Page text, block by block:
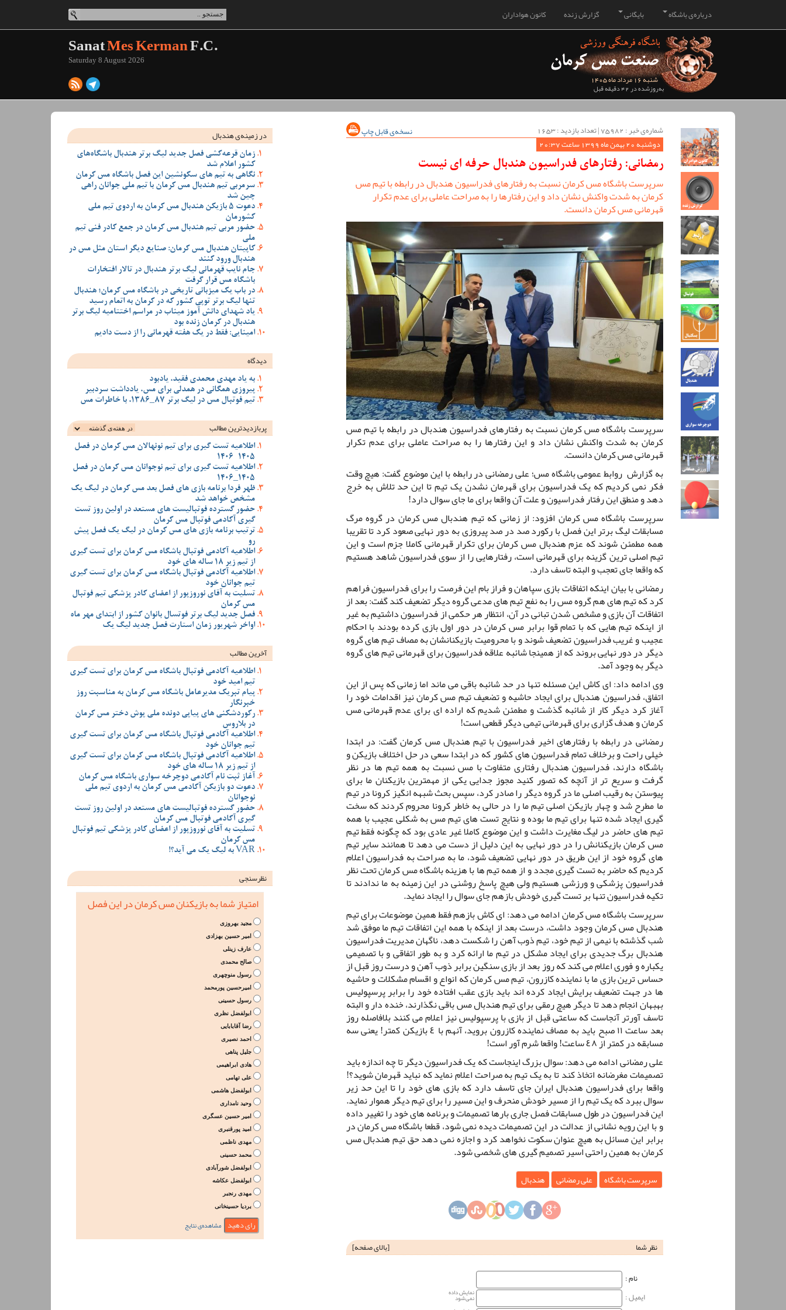
کانون هواداران گزارش زنده بایگانی درباره‌ی باشگاه
شنبه 16 مرداد ماه 1405
به‌روزشده در 42 دقیقه قبل
SanatMes KermanF.C.
Saturday 8 August 2026
شماره‌ی خبر : ‌75982 | تعداد بازدید : 1653
نسخه‌ی قابل چاپ
دوشنبه 20 بهمن ماه 1399 ساعت 20:37
رمضانی: رفتارهای فدراسیون هندبال حرفه ای نیست
سرپرست باشگاه مس کرمان نسبت به رفتارهای فدراسیون هندبال در رابطه با تیم مس
کرمان به شدت واکنش نشان داد و این رفتارها را به صراحت عاملی برای عدم تکرار
قهرمانی مس کرمان دانست.
سرپرست باشگاه مس کرمان نسبت به رفتارهای فدراسیون هندبال در رابطه با تیم مس
کرمان به شدت واکنش نشان داد و این رفتارها را به صراحت عاملی برای عدم تکرار
قهرمانی مس کرمان دانست.
به گزارش روابط عمومی باشگاه مس؛ علی رمضانی در رابطه با این موضوع گفت: هیچ وقت
فکر نمی کردیم که یک فدراسیون برای قهرمان نشدن یک تیم تا این حد تلاش به خرج
دهد و منطق این رفتار فدراسیون و علت آن واقعا برای ما جای سوال دارد!
سرپرست باشگاه مس کرمان افزود: از زمانی که تیم هندبال مس کرمان در گروه مرگ
مسابقات لیگ برتر این فصل با رکورد صد در صد پیروزی به دور نهایی صعود کرد تا تقریبا
همه مطمئن شوند که عزم هندبال مس کرمان برای تکرار قهرمانی کاملا جزم است و این
تیم اصلی ترین گزینه برای قهرمانی است، رفتارهایی را از سوی فدراسیون شاهد هستیم
که واقعا جای تعجب و البته تاسف دارد.
رمضانی با بیان اینکه اتفاقات بازی سپاهان و فراز بام این فرصت را برای فدراسیون فراهم
کرد که تیم های هم گروه مس را به نفع تیم های مدعی گروه دیگر تضعیف کند گفت: بعد از
اتفاقات آن بازی و مشخص شدن تبانی در آن، انتظار هر حکمی از فدراسیون داشتیم به غیر
از اینکه تیم هایی که با تمام قوا برابر مس کرمان در دور اول بازی کرده بودند با احکام
عجیب و غریب فدراسیون تضعیف شوند و با محرومیت بازیکنانشان به مصاف تیم های گروه
دیگر در دور نهایی بروند که از همینجا شائبه علاقه فدراسیون برای قهرمانی تیم های گروه
دیگر به وجود آمد.
وی ادامه داد: ای کاش این مسئله تنها در حد شائبه باقی می ماند اما زمانی که پس از این
اتفاق، فدراسیون هندبال برای ایجاد حاشیه و تضعیف تیم مس کرمان نیز اقدامات خود را
آغاز کرد دیگر کار از شائبه گذشت و مطمئن شدیم که اراده ای برای عدم قهرمانی مس
کرمان و هدف گزاری برای قهرمانی تیمی دیگر قطعی است!
رمضانی در رابطه با رفتارهای اخیر فدراسیون با تیم هندبال مس کرمان گفت: در ابتدا
خیلی راحت و برخلاف تمام فدراسیون های کشور که در ابتدا سعی در حل اختلاف بازیکن و
باشگاه دارند، فدراسیون هندبال رفتاری متفاوت با مس نسبت به همه تیم ها در نظر
گرفت و سریع تر از آنچه که تصور کنید مجوز جدایی یکی از مهمترین بازیکنان ما برای
پیوستن به رقیب اصلی ما در گروه دیگر را صادر کرد، سپس بحث شبهه انگیز کرونا در تیم
ما مطرح شد و چهار بازیکن اصلی تیم ما را در حالی به خاطر کرونا محروم کردند که سخت
گیری ایجاد شده تنها برای تیم ما بوده و نتایج تست های تیم مس به شکلی عجیب با همه
تیم های حاضر در لیگ مغایرت داشت و این موضوع کاملا غیر عادی بود که چگونه فقط تیم
مس کرمان بازیکنانش را در دور نهایی به این دلیل از دست می دهد تا همانند سایر تیم
های گروه خود از این طریق در دور نهایی تضعیف شود، ما به صراحت به فدراسیون اعلام
کردیم که حاضر به تست گیری مجدد و از همه تیم ها با هزینه باشگاه مس کرمان تحت نظر
فدراسیون پزشکی و ورزشی هستیم ولی هیچ پاسخ روشنی در این زمینه به ما ندادند تا
تکیه فدراسیون تنها بر تست گیری خودش بازهم جای سوال را ایجاد نماید.
سرپرست باشگاه مس کرمان ادامه می دهد: ای کاش بازهم فقط همین موضوعات برای تیم
هندبال مس کرمان وجود داشت، درست بعد از اینکه با همه این اتفاقات تیم ما موفق شد
شب گذشته با نیمی از تیم خود، تیم ذوب آهن را شکست دهد، ناگهان مدیریت فدراسیون
هندبال برگ جدیدی برای ایجاد مشکل در تیم ما ارائه کرد و به طور اتفاقی و با تصمیمی
یکباره و فوری اعلام می کند که روز بعد از بازی سنگین برابر ذوب آهن و درست روز قبل از
حساس ترین بازی ما با نماینده کازرون، تیم مس کرمان که انواع و اقسام مشکلات و حاشیه
ها در جهت تضعیف برایش ایجاد کرده اند باید بازی عقب افتاده خود را برابر پرسپولیس
بهبهان انجام دهد تا دیگر هیچ رمقی برای تیم هندبال مس باقی نگذارند، خنده دار و البته
تاسف آورتر آنجاست که ساعتی قبل از بازی با پرسپولیس نیز اعلام می کنند بلافاصله روز
بعد ساعت ١١ صبح باید به مصاف نماینده کازرون بروید، آنهم با ٤ بازیکن کمتر! یعنی سه
مسابقه در کمتر از ٤٨ ساعت! واقعا شرم آور است!
علی رمضانی ادامه می دهد: سوال بزرگ اینجاست که یک فدراسیون دیگر تا چه اندازه باید
تصمیمات مغرضانه اتخاذ کند تا به یک تیم به صراحت اعلام نماید که نباید قهرمان شوید؟!
واقعا برای فدراسیون هندبال ایران جای تاسف دارد که بازی های خود را تا این حد زیر
سوال ببرد که یک تیم را از مسیر خودش منحرف و این مسیر را برای تیم دیگر هموار نماید.
این فدراسیون در طول مسابقات فصل جاری بارها تصمیمات و برنامه های خود را تغییر داده
و با این رویه نشانی از عدالت در این تصمیمات دیده نمی شود، قطعا باشگاه مس کرمان در
برابر این مسائل به هیچ عنوان سکوت نخواهد کرد و اجازه نمی دهد حق تیم هندبال مس
کرمان به همین راحتی اسیر تصمیم گیری های شخصی شود.
سرپرست باشگاه علی رمضانی هندبال
نظر شما [بالای صفحه]
نام‌ :
ایمیل :
نمایش داده
نمی‌شود
در زمینه‌ی هندبال
زمان قرعه‌کشی فصل جدید لیگ برتر هندبال باشگاه‌های
کشور اعلام شد
نگاهی به تیم های سکونشین این فصل باشگاه مس کرمان
سرمربی تیم هندبال مس کرمان با تیم ملی جوانان راهی
چین شد
دعوت 5 بازیکن هندبال مس کرمان به اردوی تیم ملی
کشورمان
حضور مربی تیم هندبال مس کرمان در جمع کادر فنی تیم
ملی
کاپیتان هندبال مس کرمان: صنایع دیگر استان مثل مس در
هندبال ورود کنند
جام نایب قهرمانی لیگ برتر هندبال در تالار افتخارات
باشگاه مس قرار گرفت
در باب یک میزبانی تاریخی در باشگاه مس کرمان؛ هندبال
تنها لیگ برتر توپی کشور که در کرمان به اتمام رسید
یاد شهدای دانش آموز میناب در مراسم اختتامیه لیگ برتر
هندبال در کرمان زنده بود
امینایی: فقط در یک هفته قهرمانی را از دست دادیم
دیدگاه
به یاد مهدی محمدی فقید، یادبود
پیروزی همگانی در همدلی برای مس، یادداشت سردبیر
تیم فوتبال مس در لیگ برتر 87_1386، با خاطرات مس
پربازدیدترین‌ مطالب
اطلاعیه تست گیری برای تیم نونهالان مس کرمان در فصل
1405-1406
اطلاعیه تست گیری برای تیم نوجوانان مس کرمان در فصل
1405_1406
ظهر فردا برنامه بازی های فصل بعد مس کرمان در لیگ یک
مشخص خواهد شد
حضور گسترده فوتبالیست های مستعد در اولین روز تست
گیری آکادمی فوتبال مس کرمان
ترتیب برنامه بازی های مس کرمان در لیگ یک فصل پیش
رو
اطلاعیه آکادمی فوتبال باشگاه مس کرمان برای تست گیری
از تیم زیر 18 ساله های خود
اطلاعیه آکادمی فوتبال باشگاه مس کرمان برای تست گیری
تیم جوانان خود
تسلیت به آقای نوروزپور از اعضای کادر پزشکی تیم فوتبال
مس کرمان
فصل جدید لیگ برتر فوتسال بانوان کشور از ابتدای مهر ماه
اواخر شهریور زمان استارت فصل جدید لیگ یک
آخرین مطالب
اطلاعیه آکادمی فوتبال باشگاه مس کرمان برای تست گیری
تیم امید خود
پیام تبریک مدیرعامل باشگاه مس کرمان به مناسبت روز
خبرنگار
رکوردشکنی های پیاپی دونده ملی پوش دختر مس کرمان
در بلاروس
اطلاعیه آکادمی فوتبال باشگاه مس کرمان برای تست گیری
تیم جوانان خود
اطلاعیه آکادمی فوتبال باشگاه مس کرمان برای تست گیری
از تیم زیر 18 ساله های خود
آغاز ثبت نام آکادمی دوچرخه سواری باشگاه مس کرمان
دعوت دو بازیکن آکادمی مس کرمان به اردوی تیم ملی
نوجوانان
حضور گسترده فوتبالیست های مستعد در اولین روز تست
گیری آکادمی فوتبال مس کرمان
تسلیت به آقای نوروزپور از اعضای کادر پزشکی تیم فوتبال
مس کرمان
VAR به لیگ یک می آید؟!
نظرسنجی
امتیاز شما به بازیکنان مس کرمان در این فصل
مجید بهروزی
امیر حسین بهزادی
عارف زینلی
صالح محمدی
رسول منوچهری
امیرحسین پورمحمد
رسول حسینی
ابولفضل نظری
رضا آقابابایی
احمد نصیری
جلیل پناهی
هادی ابراهیمی
علی تهامی
ابولفضل هاشمی
وحید نامداری
امیر حسین عسگری
امید پورقنبری
مهدی ناظمی
محمد حسینی
ابولفضل شورآبادی
ابولفضل عکاشه
مهدی رنجبر
بردیا حسینخانی
مشاهده‌ی نتایج